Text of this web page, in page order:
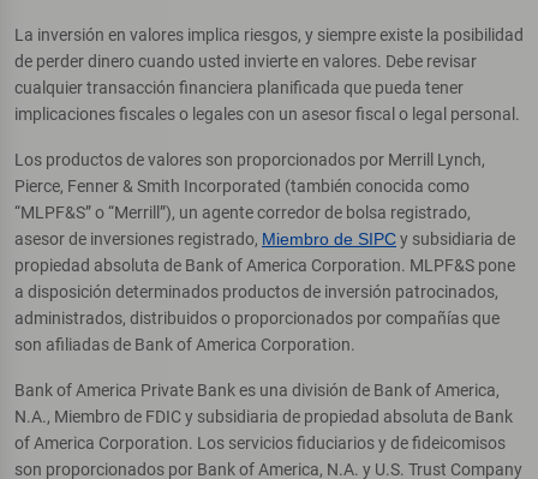
La inversión en valores implica riesgos, y siempre existe la posibilidad
de perder dinero cuando usted invierte en valores. Debe revisar
cualquier transacción financiera planificada que pueda tener
implicaciones fiscales o legales con un asesor fiscal o legal personal.
Los productos de valores son proporcionados por Merrill Lynch,
Pierce, Fenner & Smith Incorporated (también conocida como
“MLPF&S” o “Merrill”), un agente corredor de bolsa registrado,
asesor de inversiones registrado, Miembro de SIPCy subsidiaria de
propiedad absoluta de Bank of America Corporation. MLPF&S pone
a disposición determinados productos de inversión patrocinados,
administrados, distribuidos o proporcionados por compañías que
son afiliadas de Bank of America Corporation.
Bank of America Private Bank es una división de Bank of America,
N.A., Miembro de FDIC y subsidiaria de propiedad absoluta de Bank
of America Corporation. Los servicios fiduciarios y de fideicomisos
son proporcionados por Bank of America, N.A. y U.S. Trust Company